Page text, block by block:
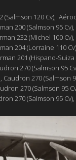
(Salmson 120 Cv),
200 (Salmson 95 Cv),
232 (Michel 100 Cv),
204 (Lorraine 110
201 (Hispano-Suiza
270 (Salmson 95
270 (Salmson
270 (Salmson 95
270 (Salmson 95